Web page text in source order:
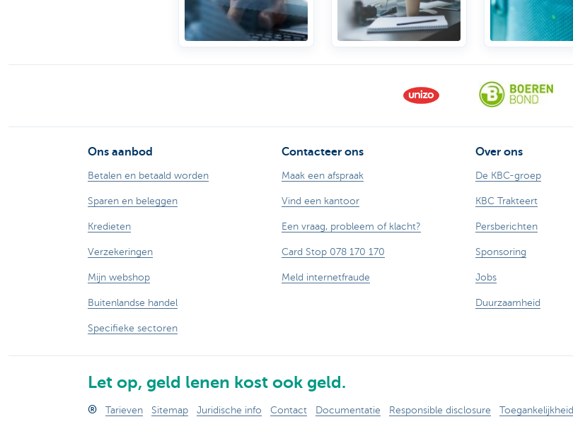
Ons aanbod
Betalen en betaald worden
Sparen en beleggen
Kredieten
Verzekeringen
Mijn webshop
Buitenlandse handel
Specifieke sectoren
Contacteer ons
Maak een afspraak
Vind een kantoor
Een vraag, probleem of klacht?
Card Stop 078 170 170
Meld internetfraude
Over ons
De KBC-groep
KBC Trakteert
Persberichten
Sponsoring
Jobs
Duurzaamheid
Let op, geld lenen kost ook geld.
® Tarieven Sitemap Juridische info Contact Documentatie Responsible disclosure Toegankelijkheid